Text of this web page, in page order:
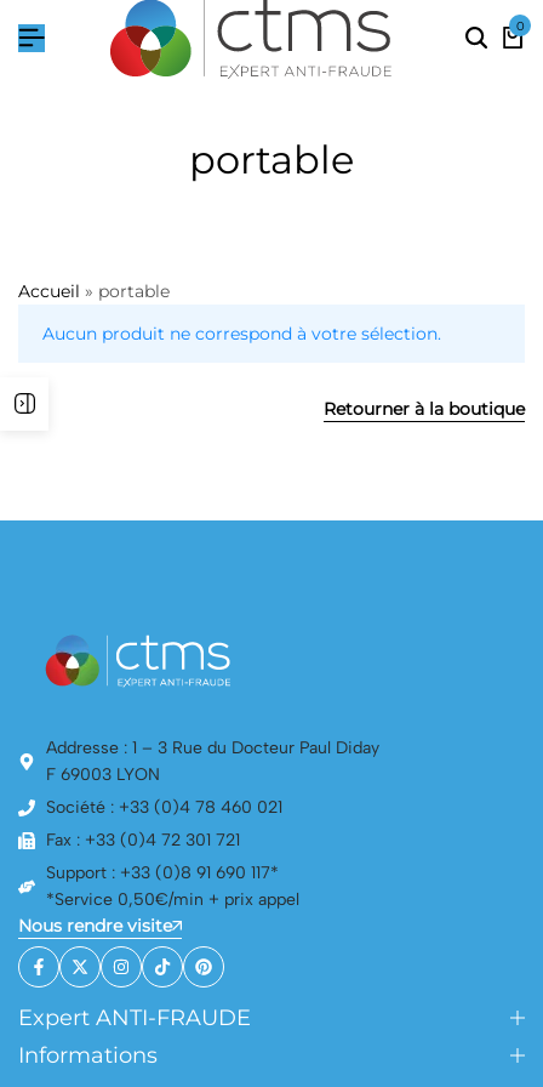
0
portable
Accueil » portable
Aucun produit ne correspond à votre sélection.
Retourner à la boutique
Addresse : 1 – 3 Rue du Docteur Paul Diday
F 69003 LYON
Société : +33 (0)4 78 460 021
Fax : +33 (0)4 72 301 721
Support : +33 (0)8 91 690 117*
*Service 0,50€/min + prix appel
Nous rendre visite
Expert ANTI-FRAUDE
Informations